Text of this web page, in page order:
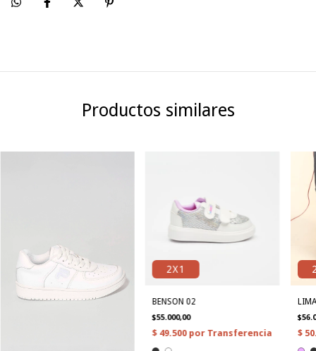
Productos similares
2X1
BENSON 02
$55.000,00